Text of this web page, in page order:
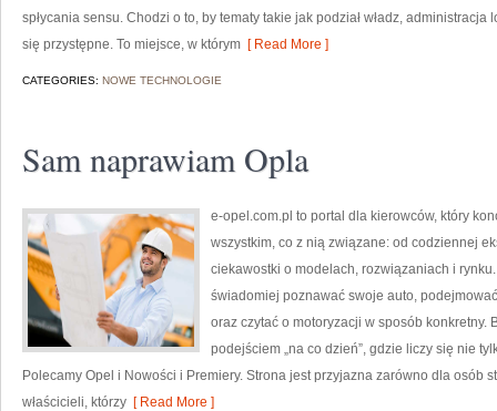
spłycania sensu. Chodzi o to, by tematy takie jak podział władz,
się przystępne. To miejsce, w którym [ Read More ]
CATEGORIES: NOWE TECHNOLOGIE
Sam naprawiam Opla
e-opel.com.pl to portal dla kierowców, który
wszystkim, co z nią związane: od codziennej
ciekawostki o modelach, rozwiązaniach i
świadomiej poznawać swoje auto,
oraz czytać o motoryzacji w sposób konkretny.
podejściem „na co dzień”, gdzie liczy się nie
Polecamy Opel i Nowości i Premiery. Strona jest przyjazna zarówno dla osób
właścicieli, którzy [ Read More ]